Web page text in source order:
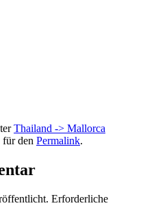
Thailand -> Mallorca
für den Permalink.
Erforderliche